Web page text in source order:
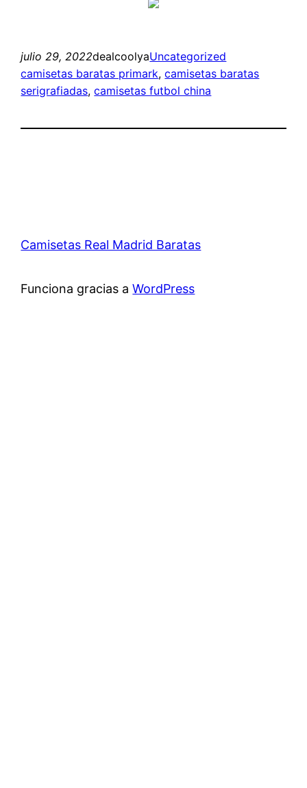
julio 29, 2022dealcoolyaUncategorized
camisetas baratas primark, camisetas baratas
serigrafiadas, camisetas futbol china
Camisetas Real Madrid Baratas
Funciona gracias aWordPress